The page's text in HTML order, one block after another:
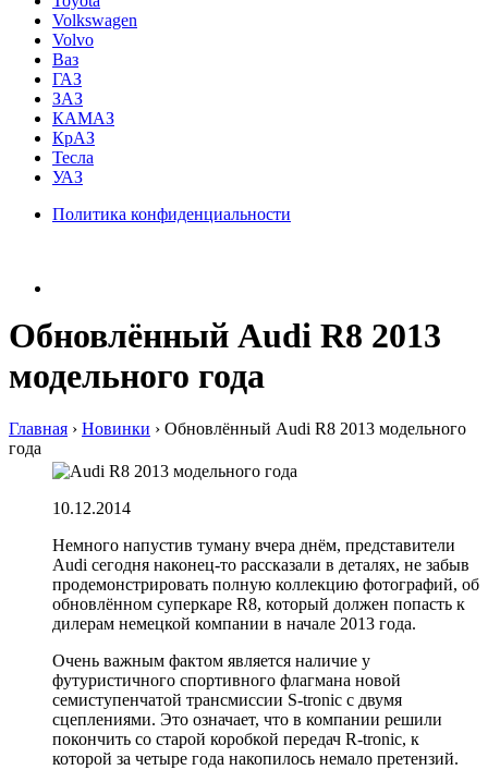
Volkswagen
Volvo
Ваз
ГАЗ
ЗАЗ
КАМАЗ
КрАЗ
Тесла
УАЗ
Политика конфиденциальности
Обновлённый Audi R8 2013
модельного года
Главная › Hовинки › Обновлённый Audi R8 2013 модельного
года
10.12.2014
Немного напустив туману вчера днём, представители
Audi сегодня наконец-то рассказали в деталях, не забыв
продемонстрировать полную коллекцию фотографий, об
обновлённом суперкаре R8, который должен попасть к
дилерам немецкой компании в начале 2013 года.
Очень важным фактом является наличие у
футуристичного спортивного флагмана новой
семиступенчатой трансмиссии S-tronic с двумя
сцеплениями. Это означает, что в компании решили
покончить со старой коробкой передач R-tronic, к
которой за четыре года накопилось немало претензий.